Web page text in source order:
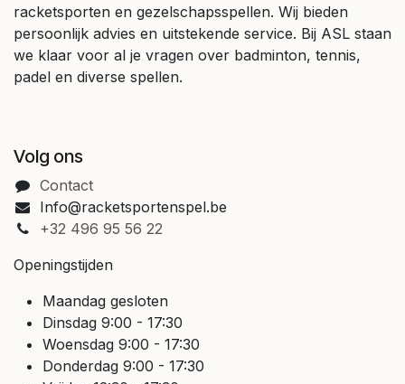
racketsporten en gezelschapsspellen. Wij bieden
persoonlijk advies en uitstekende service. Bij ASL staan
we klaar voor al je vragen over badminton, tennis,
padel en diverse spellen.
Volg ons
Contact
Info@racketsportenspel.be
+32 496 95 56 22
Openingstijden
Maandag gesloten
Dinsdag 9:00 - 17:30
Woensdag 9:00 - 17:30
Donderdag 9:00 - 17:30